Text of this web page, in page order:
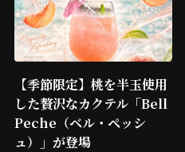
【季節限定】桃を半玉使用
した贅沢なカクテル「Bell
Peche（ベル・ペッシ
ュ）」が登場